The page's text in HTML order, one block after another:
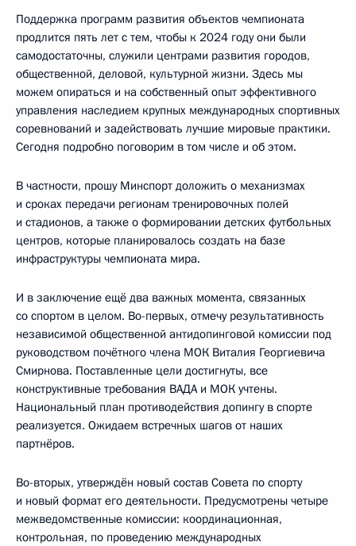
Поддержка программ развития объектов чемпионата
продлится пять лет с тем, чтобы к 2024 году они были
самодостаточны, служили центрами развития городов,
общественной, деловой, культурной жизни. Здесь мы
можем опираться и на собственный опыт эффективного
управления наследием крупных международных спортивных
соревнований и задействовать лучшие мировые практики.
Сегодня подробно поговорим в том числе и об этом.
В частности, прошу Минспорт доложить о механизмах
и сроках передачи регионам тренировочных полей
и стадионов, а также о формировании детских футбольных
центров, которые планировалось создать на базе
инфраструктуры чемпионата мира.
И в заключение ещё два важных момента, связанных
со спортом в целом. Во-первых, отмечу результативность
независимой общественной антидопинговой комиссии под
руководством почётного члена МОК Виталия Георгиевича
Смирнова. Поставленные цели достигнуты, все
конструктивные требования ВАДА и МОК учтены.
Национальный план противодействия допингу в спорте
реализуется. Ожидаем встречных шагов от наших
партнёров.
Во-вторых, утверждён новый состав Совета по спорту
и новый формат его деятельности. Предусмотрены четыре
межведомственные комиссии: координационная,
контрольная, по проведению международных